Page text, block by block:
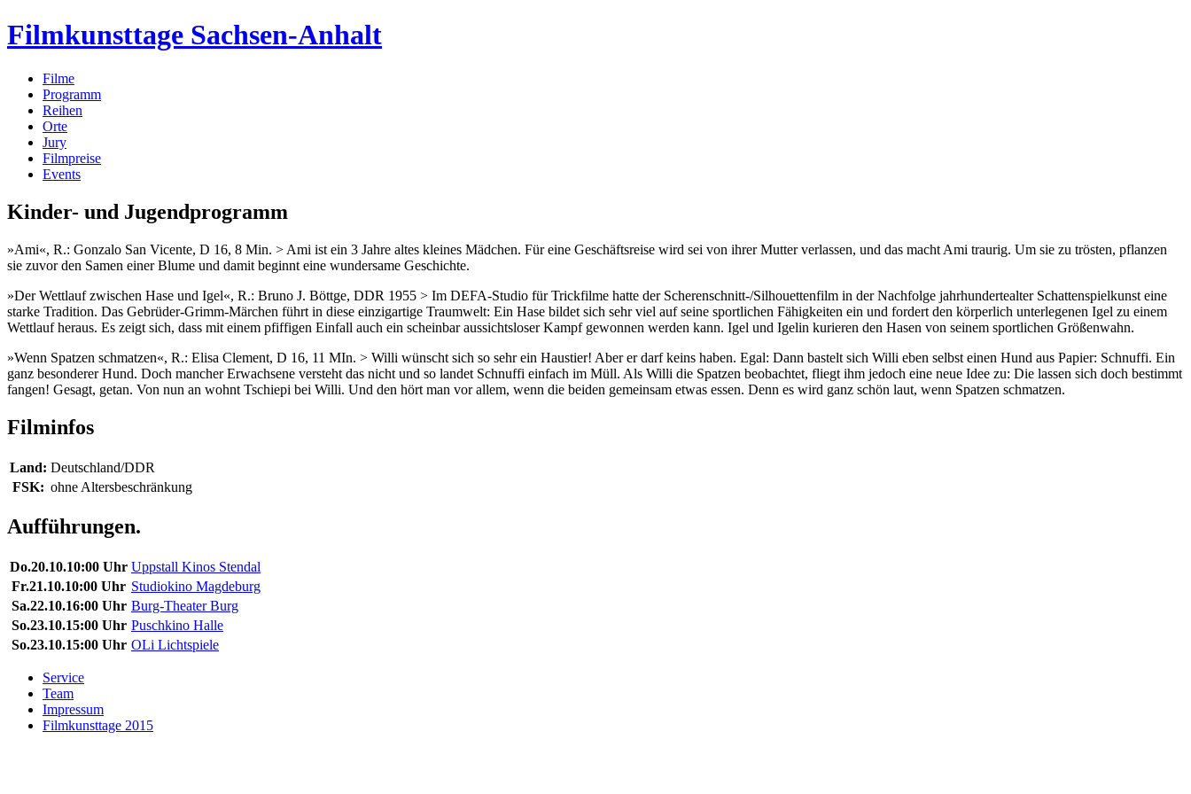
Filmkunsttage Sachsen-Anhalt
Filme
Programm
Reihen
Orte
Jury
Filmpreise
Events
Kinder- und Jugendprogramm
»Ami«, R.: Gonzalo San Vicente, D 16, 8 Min. > Ami ist ein 3 Jahre altes kleines Mädchen. Für eine Geschäftsreise wird sei von ihrer Mutter verlassen, und das macht Ami traurig. Um sie zu trösten, pflanzen
sie zuvor den Samen einer Blume und damit beginnt eine wundersame Geschichte.
»Der Wettlauf zwischen Hase und Igel«, R.: Bruno J. Böttge, DDR 1955 > Im DEFA-Studio für Trickfilme hatte der Scherenschnitt-/Silhouettenfilm in der Nachfolge jahrhundertealter Schattenspielkunst eine
starke Tradition. Das Gebrüder-Grimm-Märchen führt in diese einzigartige Traumwelt: Ein Hase bildet sich sehr viel auf seine sportlichen Fähigkeiten ein und fordert den körperlich unterlegenen Igel zu einem
Wettlauf heraus. Es zeigt sich, dass mit einem pfiffigen Einfall auch ein scheinbar aussichtsloser Kampf gewonnen werden kann. Igel und Igelin kurieren den Hasen von seinem sportlichen Größenwahn.
»Wenn Spatzen schmatzen«, R.: Elisa Clement, D 16, 11 MIn. > Willi wünscht sich so sehr ein Haustier! Aber er darf keins haben. Egal: Dann bastelt sich Willi eben selbst einen Hund aus Papier: Schnuffi. Ein
ganz besonderer Hund. Doch mancher Erwachsene versteht das nicht und so landet Schnuffi einfach im Müll. Als Willi die Spatzen beobachtet, fliegt ihm jedoch eine neue Idee zu: Die lassen sich doch bestimmt
fangen! Gesagt, getan. Von nun an wohnt Tschiepi bei Willi. Und den hört man vor allem, wenn die beiden gemeinsam etwas essen. Denn es wird ganz schön laut, wenn Spatzen schmatzen.
Filminfos
Land: Deutschland/DDR
FSK: ohne Altersbeschränkung
Aufführungen.
Do.20.10.10:00 Uhr Uppstall Kinos Stendal
Fr.21.10.10:00 Uhr Studiokino Magdeburg
Sa.22.10.16:00 Uhr Burg-Theater Burg
So.23.10.15:00 Uhr Puschkino Halle
So.23.10.15:00 Uhr OLi Lichtspiele
Service
Team
Impressum
Filmkunsttage 2015